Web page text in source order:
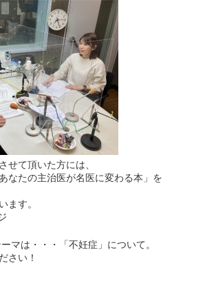
せて頂いた方には、
なたの主治医が名医に変わる本」を
ます。
は・・・「不妊症」について。
さい！